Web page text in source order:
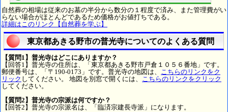
自然葬の相場は従来のお墓の半分から数分の１程度で済み、また管理費がい
らない場合がほとんどであるため価格がお値打ちである。
詳細はこのリンク【自然葬を学ぶ】
東京都あきる野市の普光寺についてのよくある質問
【質問1】普光寺はどこにありますか？
【回答1】普光寺の住所は、「東京都あきる野市戸倉１０５６番地」です。
郵便番号は、「〒190-0173」です。普光寺の地図は、 こちらのリンクをク
リック してください。 地図を別窓で開くには、 こちらのリンクをクリック
してください。
【質問2】普光寺の宗派は何ですか？
【回答2】普光寺の宗派名は、「臨済宗建長寺派」になります。